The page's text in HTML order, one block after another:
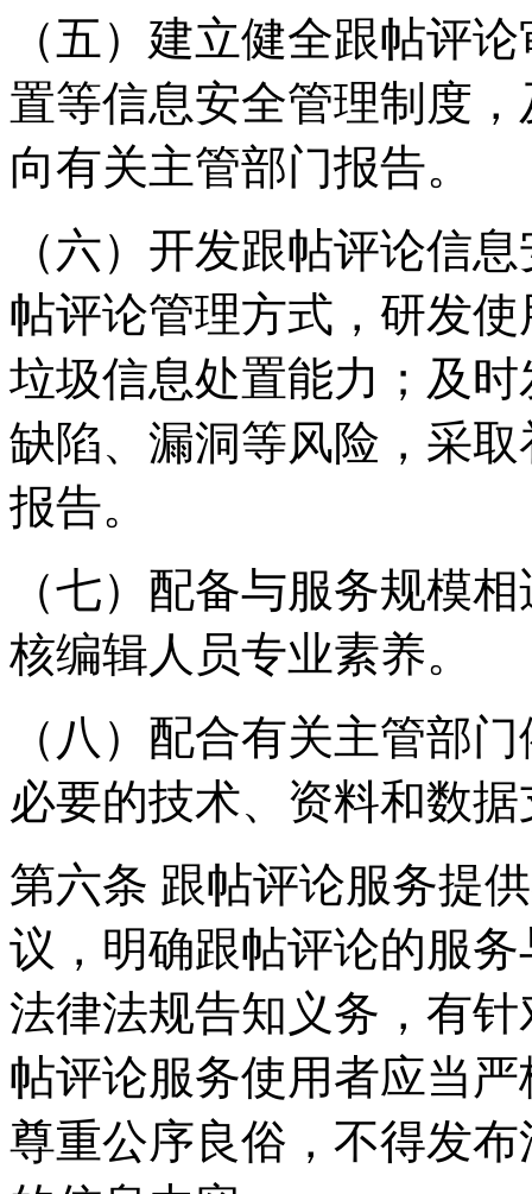
（五）建立健全跟帖评
置等信息安全管理制度
向有关主管部门报告。
（六）开发跟帖评论信
帖评论管理方式，研发
垃圾信息处置能力；及
缺陷、漏洞等风险，采
报告。
（七）配备与服务规模
核编辑人员专业素养。
（八）配合有关主管部
必要的技术、资料和数
第六条 跟帖评论服务提
议，明确跟帖评论的服
法律法规告知义务，有
帖评论服务使用者应当
尊重公序良俗，不得发